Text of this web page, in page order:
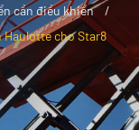
cần điều khiển
Haulotte cho Star8